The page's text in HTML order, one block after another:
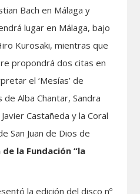
Bach en Málaga y
lugar en Málaga, bajo
Kurosaki, mientras que
propondrá dos citas en
el ‘Mesías’ de
Alba Chantar, Sandra
Castañeda y la Coral
San Juan de Dios de
la Fundación “la
la edición del disco nº